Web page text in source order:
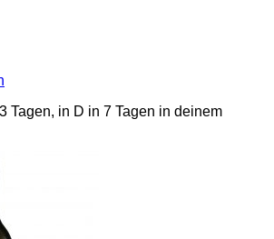
Tagen, in D in 7 Tagen in deinem